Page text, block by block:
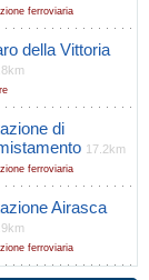
ferroviaria
della Vittoria
di
17.2km
ferroviaria
Airasca
ferroviaria